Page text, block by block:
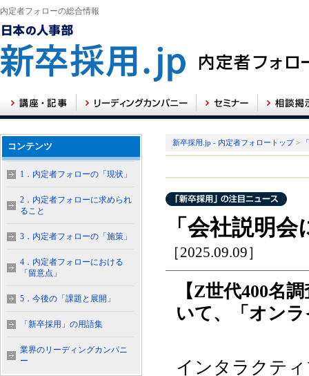
内定者フォローの総合情報
新卒採用.jp - 内定者フォロートップ>
「会社説明
［2025.09.09］
【Z世代400名
いて、「オン
インタラクテ
コンテンツ
1．内定者フォローの「現状」
2．内定者フォローに求められ
ること
3．内定者フォローの「施策」
4．内定者フォローにおける
「留意点」
5．今後の「課題と展開」
「新卒採用」の用語集
業界のリーディングカンパニ
ー